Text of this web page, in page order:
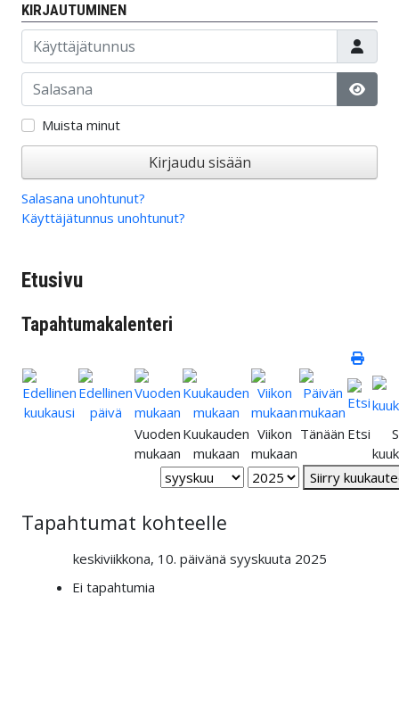
KIRJAUTUMINEN
Käyttäjätunnus
Salasana
Muista minut
Kirjaudu sisään
Salasana unohtunut?
Käyttäjätunnus unohtunut?
Etusivu
Tapahtumakalenteri
Vuoden
mukaan
Kuukauden
mukaan
Viikon
mukaan
Tänään Etsi
Siirry
Tapahtumat kohteelle
keskiviikkona, 10. päivänä syyskuuta 2025
Ei tapahtumia